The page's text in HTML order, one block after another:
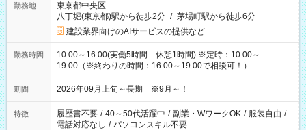
勤務地
東京都中央区
八丁堀(東京都)駅から徒歩2分 / 茅場町駅から徒歩6分
建設業界向けのAIサービスの提供など
勤務時間
10:00～16:00(実働5時間 休憩1時間) ※定時：10:00～
19:00（※終わりの時間：16:00～19:00で相談可！）
期間 2026年09月上旬～長期 ※9月～！
特徴 履歴書不要 / 40～50代活躍中 / 副業・WワークOK / 服装自由 /
電話対応なし / パソコンスキル不要